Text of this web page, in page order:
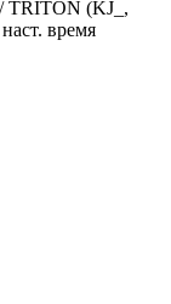
TRITON (KJ_,
время